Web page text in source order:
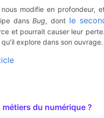
modifie en profondeur,
dansBug, dont le
et pourrait causer leur
explore dans son ouvrage.
du numérique ?